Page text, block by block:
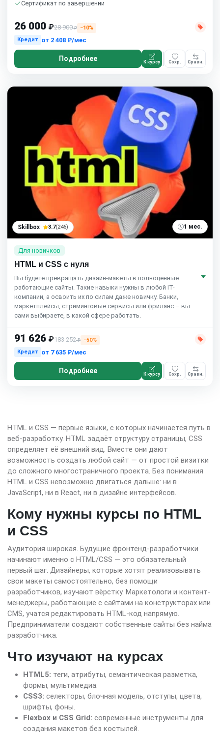
Сертификат по завершении
26 000 ₽28 900₽
−10%
Кредит
от 2 408 ₽/мес
Подробнее К курсу Сохр. Сравн.
Skillbox 3.7(246) 1 мес.
Для новичков
HTML и CSS с нуля
Вы будете превращать дизайн-макеты в полноценные
работающие сайты. Такие навыки нужны в любой IT-
компании, а освоить их по силам даже новичку. Банки,
маркетплейсы, стриминговые сервисы или фриланс – вы
сами выбираете, в какой сфере работать.
91 626 ₽183 252₽
−50%
Кредит
от 7 635 ₽/мес
Подробнее К курсу Сохр. Сравн.
HTML и CSS — первые языки, с которых начинается путь в
веб-разработку. HTML задаёт структуру страницы, CSS
определяет её внешний вид. Вместе они дают
возможность создать любой сайт — от простой визитки
до сложного многостраничного проекта. Без понимания
HTML и CSS невозможно двигаться дальше: ни в
JavaScript, ни в React, ни в дизайне интерфейсов.
Кому нужны курсы по HTML
и CSS
Аудитория широкая. Будущие фронтенд-разработчики
начинают именно с HTML/CSS — это обязательный
первый шаг. Дизайнеры, которые хотят реализовывать
свои макеты самостоятельно, без помощи
разработчиков, изучают вёрстку. Маркетологи и контент-
менеджеры, работающие с сайтами на конструкторах или
CMS, учатся редактировать HTML-код напрямую.
Предприниматели создают собственные сайты без найма
разработчика.
Что изучают на курсах
HTML5: теги, атрибуты, семантическая разметка,
формы, мультимедиа.
CSS3: селекторы, блочная модель, отступы, цвета,
шрифты, фоны.
Flexbox и CSS Grid: современные инструменты для
создания макетов без костылей.